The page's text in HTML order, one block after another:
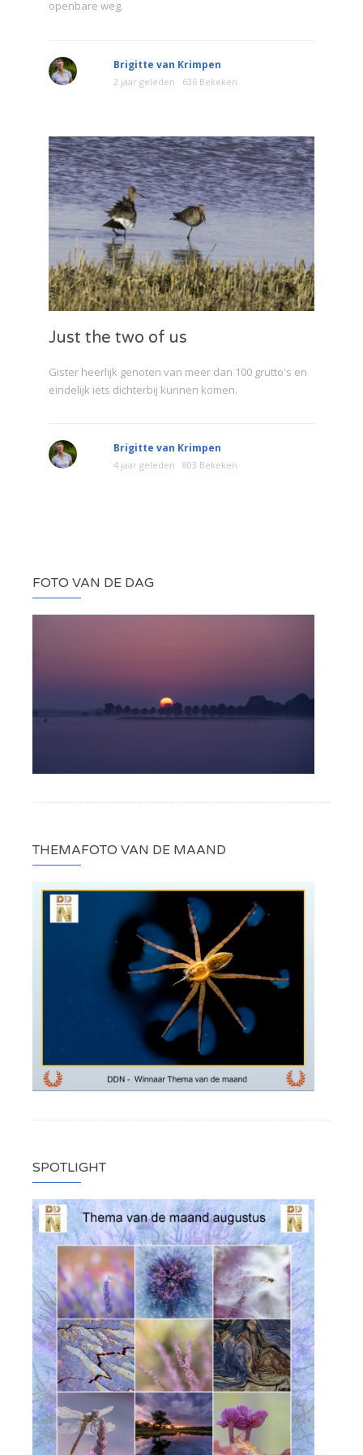
openbare weg.
Brigitte van Krimpen
2 jaar geleden 636 Bekeken
Just the two of us
Gister heerlijk genoten van meer dan 100 grutto's en
eindelijk iets dichterbij kunnen komen.
Brigitte van Krimpen
4 jaar geleden 803 Bekeken
FOTO VAN DE DAG
THEMAFOTO VAN DE MAAND
SPOTLIGHT